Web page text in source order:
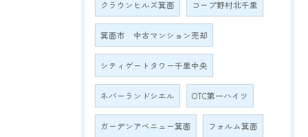
クラウンヒルズ箕面 コープ野村北千里
箕面市 中古マンション売却
シティゲートタワー千里中央
ネバーランドシエル OTC第一ハイツ
ガーデンアベニュー箕面 フォルム箕面